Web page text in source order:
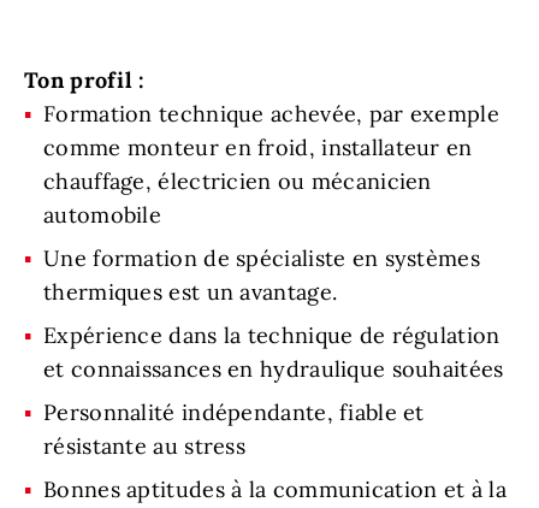
Ton profil :
Formation technique achevée, par exemple
comme monteur en froid, installateur en
chauffage, électricien ou mécanicien
automobile
Une formation de spécialiste en systèmes
thermiques est un avantage.
Expérience dans la technique de régulation
et connaissances en hydraulique souhaitées
Personnalité indépendante, fiable et
résistante au stress
Bonnes aptitudes à la communication et à la